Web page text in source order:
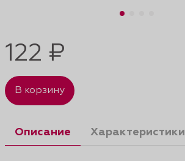
122 ₽
В корзину
Описание Характеристики